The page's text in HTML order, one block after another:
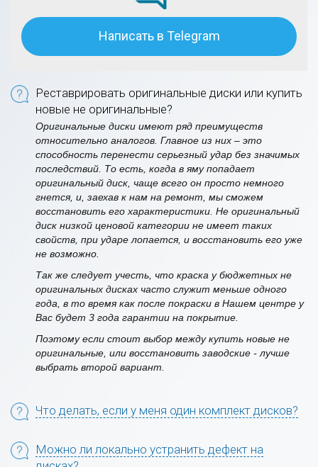
Написать в Telegram
Реставрировать оригинальные диски или купить
новые не оригинальные?
Оригинальные диски имеют ряд преимуществ
относительно аналогов. Главное из них – это
способность перенести серьезный удар без значимых
последствий. То есть, когда в яму попадает
оригинальный диск, чаще всего он просто немного
гнется, и, заехав к нам на ремонт, мы сможем
восстановить его характеристики. Не оригинальный
диск низкой ценовой категории не имеет таких
свойств, при ударе лопается, и восстановить его уже
не возможно.
Так же следует учесть, что краска у бюджетных не
оригинальных дисках часто служит меньше одного
года, в то время как после покраски в Нашем центре у
Вас будет 3 года гарантии на покрытие.
Поэтому если стоит выбор между купить новые не
оригинальные, или восстановить заводские - лучше
выбрать второй вариант.
Что делать, если у меня один комплект дисков?
Можно ли локально устранить дефект на